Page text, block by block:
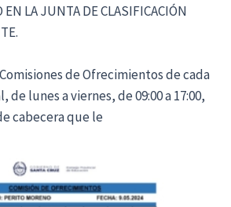
EN LA JUNTA DE CLASIFICACIÓN
de Ofrecimientos de cada
de lunes a viernes, de 09:00 a 17:00,
cabecera que le